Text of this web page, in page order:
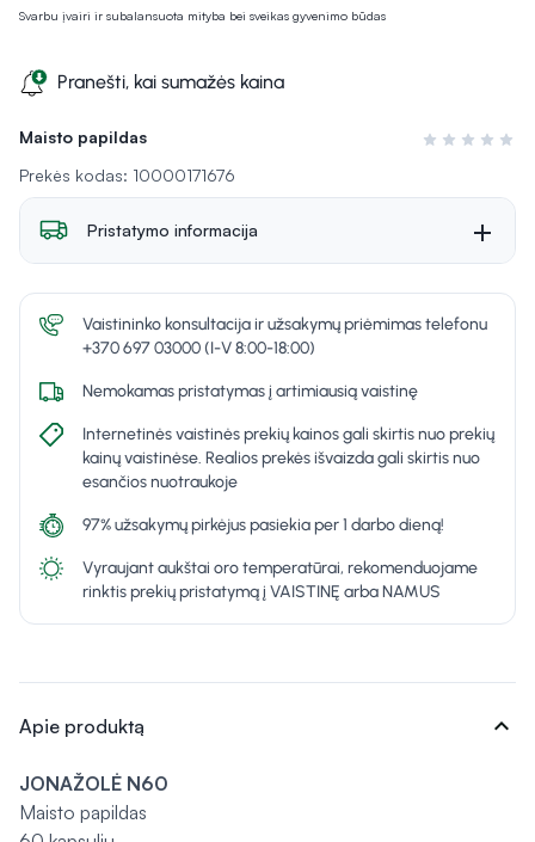
Maisto papildas
Įvertinimas 0
Prekės kodas: 10000171676
Svarbu įvairi ir subalansuota mityba bei sveikas gyvenimo būdas
Pranešti, kai sumažės kaina
Pristatymo informacija
Vaistininko konsultacija ir užsakymų priėmimas telefonu
+370 697 03000 (I-V 8:00-18:00)
Nemokamas pristatymas į artimiausią vaistinę
Internetinės vaistinės prekių kainos gali skirtis nuo prekių
kainų vaistinėse. Realios prekės išvaizda gali skirtis nuo
esančios nuotraukoje
97% užsakymų pirkėjus pasiekia per 1 darbo dieną!
Vyraujant aukštai oro temperatūrai, rekomenduojame
rinktis prekių pristatymą į VAISTINĘ arba NAMUS
Apie produktą expand_more
JONAŽOLĖ N60
Maisto papildas